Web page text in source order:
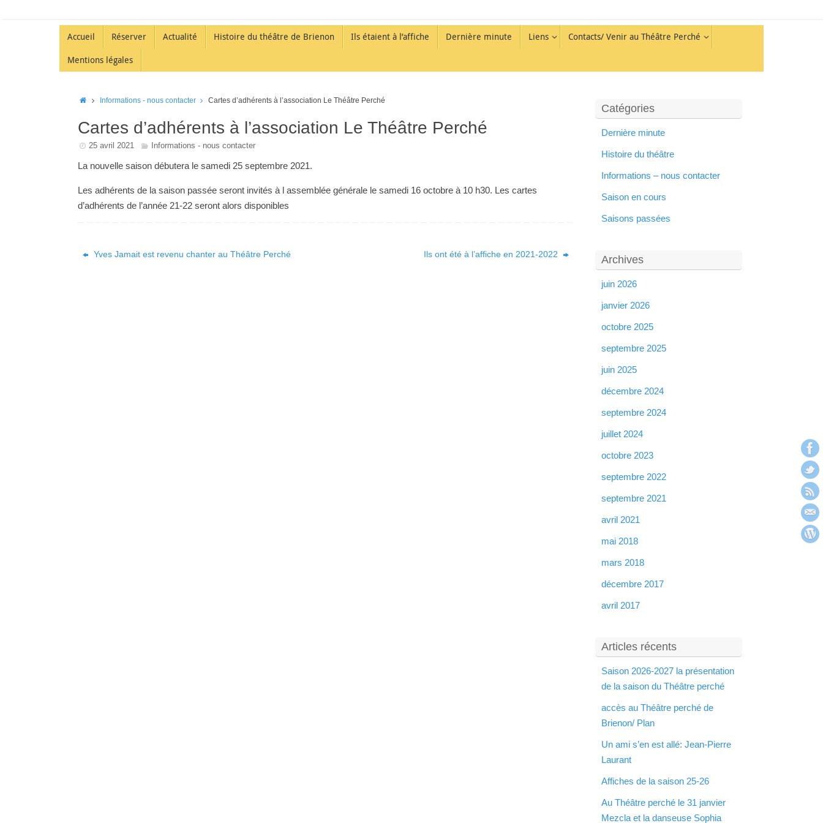
Accueil Réserver Actualité Histoire du théâtre de Brienon Ils étaient à l’affiche Dernière minute Liens
Contacts/ Venir au Théâtre Perché
Mentions légales
Informations - nous contacter Cartes d’adhérents à l’association Le Théâtre Perché
Cartes d’adhérents à l’association Le Théâtre Perché
25 avril 2021 Informations - nous contacter
La nouvelle saison débutera le samedi 25 septembre 2021.
Les adhérents de la saison passée seront invités à l assemblée générale le samedi 16 octobre à 10 h30. Les cartes
d’adhérents de l’année 21-22 seront alors disponibles
Yves Jamait est revenu chanter au Théâtre Perché Ils ont été à l’affiche en 2021-2022
Catégories
Dernière minute
Histoire du théâtre
Informations – nous contacter
Saison en cours
Saisons passées
Archives
juin 2026
janvier 2026
octobre 2025
septembre 2025
juin 2025
décembre 2024
septembre 2024
juillet 2024
octobre 2023
septembre 2022
septembre 2021
avril 2021
mai 2018
mars 2018
décembre 2017
avril 2017
Articles récents
Saison 2026-2027 la présentation
de la saison du Théâtre perché
accès au Théâtre perché de
Brienon/ Plan
Un ami s’en est allé: Jean-Pierre
Laurant
Affiches de la saison 25-26
Au Théâtre perché le 31 janvier
Mezcla et la danseuse Sophia